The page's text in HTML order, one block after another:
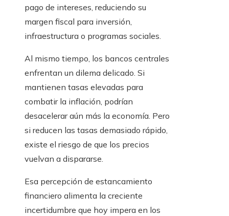
pago de intereses, reduciendo su
margen fiscal para inversión,
infraestructura o programas sociales.
Al mismo tiempo, los bancos centrales
enfrentan un dilema delicado. Si
mantienen tasas elevadas para
combatir la inflación, podrían
desacelerar aún más la economía. Pero
si reducen las tasas demasiado rápido,
existe el riesgo de que los precios
vuelvan a dispararse.
Esa percepción de estancamiento
financiero alimenta la creciente
incertidumbre que hoy impera en los